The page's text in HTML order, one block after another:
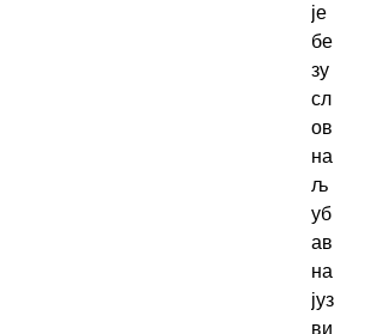
је
бе
зу
сл
ов
на
љ
уб
ав
на
јуз
ви